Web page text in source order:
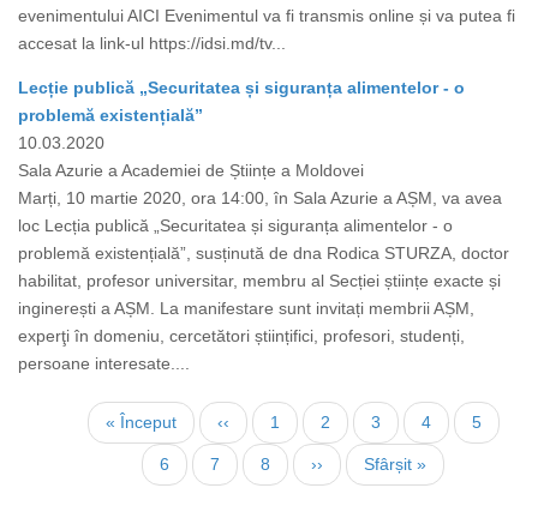
evenimentului AICI Evenimentul va fi transmis online și va putea fi
accesat la link-ul https://idsi.md/tv...
Lecție publică „Securitatea și siguranța alimentelor - o
problemă existențială”
10.03.2020
Sala Azurie a Academiei de Științe a Moldovei
Marți, 10 martie 2020, ora 14:00, în Sala Azurie a AȘM, va avea
loc Lecția publică „Securitatea și siguranța alimentelor - o
problemă existențială”, susținută de dna Rodica STURZA, doctor
habilitat, profesor universitar, membru al Secției științe exacte și
inginerești a AȘM. La manifestare sunt invitați membrii AȘM,
experţi în domeniu, cercetători științifici, profesori, studenți,
persoane interesate....
PaginationFirst
page
« Început
Previous
page
‹‹ Page
1 Page
2 Page
3 Page
4 Page
5
Page
6
Current
page
7 Page
8
Next
page
››
Last
page
Sfârșit »